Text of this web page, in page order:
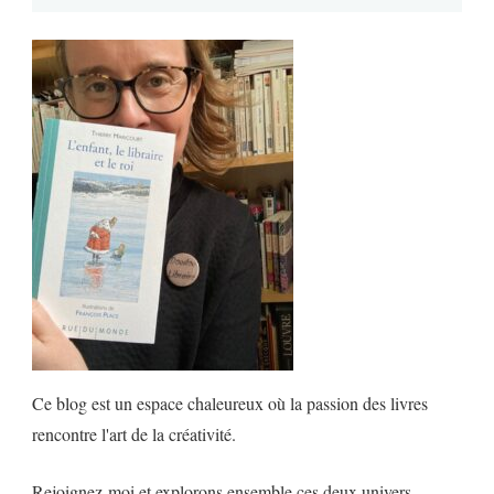
Ce blog est un espace chaleureux où la passion des livres
rencontre l'art de la créativité.